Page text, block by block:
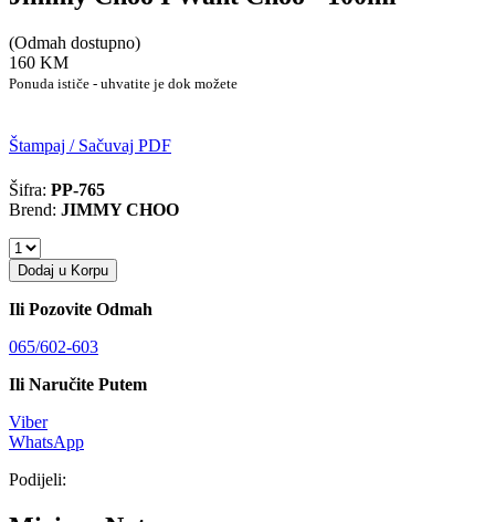
(Odmah dostupno)
160 KM
Ponuda ističe - uhvatite je dok možete
Štampaj / Sačuvaj PDF
Šifra: PP-765
Brend: JIMMY CHOO
Dodaj u Korpu
Ili Pozovite Odmah
065/602-603
Ili Naručite Putem
Viber
WhatsApp
Podijeli: